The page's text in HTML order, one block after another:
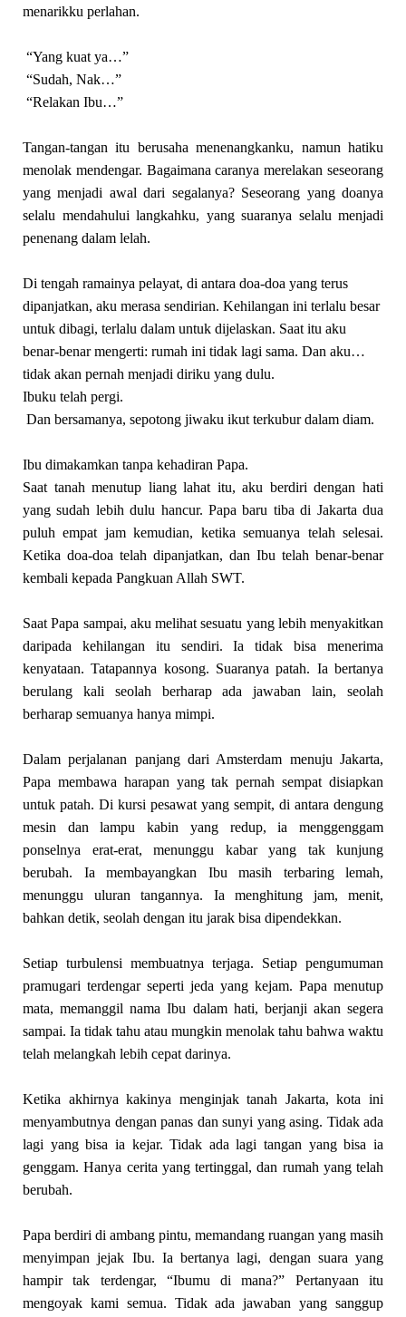
menarikku perlahan.
“Yang kuat ya…”
“Sudah, Nak…”
“Relakan Ibu…”
Tangan-tangan itu berusaha menenangkanku, namun hatiku
menolak mendengar. Bagaimana caranya merelakan seseorang
yang menjadi awal dari segalanya? Seseorang yang doanya
selalu mendahului langkahku, yang suaranya selalu menjadi
penenang dalam lelah.
Di tengah ramainya pelayat, di antara doa-doa yang terus
dipanjatkan, aku merasa sendirian. Kehilangan ini terlalu besar
untuk dibagi, terlalu dalam untuk dijelaskan. Saat itu aku
benar-benar mengerti: rumah ini tidak lagi sama. Dan aku…
tidak akan pernah menjadi diriku yang dulu.
Ibuku telah pergi.
Dan bersamanya, sepotong jiwaku ikut terkubur dalam diam.
Ibu dimakamkan tanpa kehadiran Papa.
Saat tanah menutup liang lahat itu, aku berdiri dengan hati
yang sudah lebih dulu hancur. Papa baru tiba di Jakarta dua
puluh empat jam kemudian, ketika semuanya telah selesai.
Ketika doa-doa telah dipanjatkan, dan Ibu telah benar-benar
kembali kepada Pangkuan Allah SWT.
Saat Papa sampai, aku melihat sesuatu yang lebih menyakitkan
daripada kehilangan itu sendiri. Ia tidak bisa menerima
kenyataan. Tatapannya kosong. Suaranya patah. Ia bertanya
berulang kali seolah berharap ada jawaban lain, seolah
berharap semuanya hanya mimpi.
Dalam perjalanan panjang dari Amsterdam menuju Jakarta,
Papa membawa harapan yang tak pernah sempat disiapkan
untuk patah. Di kursi pesawat yang sempit, di antara dengung
mesin dan lampu kabin yang redup, ia menggenggam
ponselnya erat-erat, menunggu kabar yang tak kunjung
berubah. Ia membayangkan Ibu masih terbaring lemah,
menunggu uluran tangannya. Ia menghitung jam, menit,
bahkan detik, seolah dengan itu jarak bisa dipendekkan.
Setiap turbulensi membuatnya terjaga. Setiap pengumuman
pramugari terdengar seperti jeda yang kejam. Papa menutup
mata, memanggil nama Ibu dalam hati, berjanji akan segera
sampai. Ia tidak tahu atau mungkin menolak tahu bahwa waktu
telah melangkah lebih cepat darinya.
Ketika akhirnya kakinya menginjak tanah Jakarta, kota ini
menyambutnya dengan panas dan sunyi yang asing. Tidak ada
lagi yang bisa ia kejar. Tidak ada lagi tangan yang bisa ia
genggam. Hanya cerita yang tertinggal, dan rumah yang telah
berubah.
Papa berdiri di ambang pintu, memandang ruangan yang masih
menyimpan jejak Ibu. Ia bertanya lagi, dengan suara yang
hampir tak terdengar, “Ibumu di mana?” Pertanyaan itu
mengoyak kami semua. Tidak ada jawaban yang sanggup